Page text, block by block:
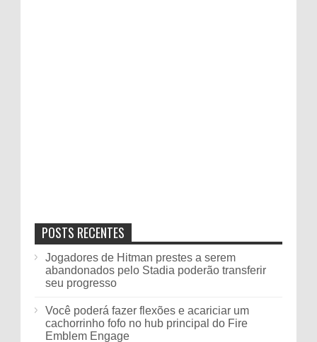
POSTS RECENTES
Jogadores de Hitman prestes a serem
abandonados pelo Stadia poderão transferir
seu progresso
Você poderá fazer flexões e acariciar um
cachorrinho fofo no hub principal do Fire
Emblem Engage